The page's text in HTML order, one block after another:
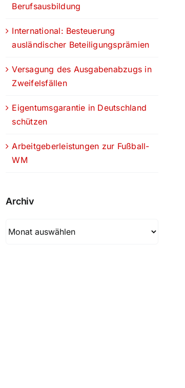
Berufsausbildung
International: Besteuerung
ausländischer Beteiligungsprämien
Versagung des Ausgabenabzugs in
Zweifelsfällen
Eigentumsgarantie in Deutschland
schützen
Arbeitgeberleistungen zur Fußball-
WM
Archiv